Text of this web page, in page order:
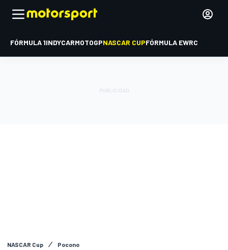
FÓRMULA 1INDYCARMOTOGPNASCAR CUPFÓRMULA EWRC
NASCAR Cup Pocono